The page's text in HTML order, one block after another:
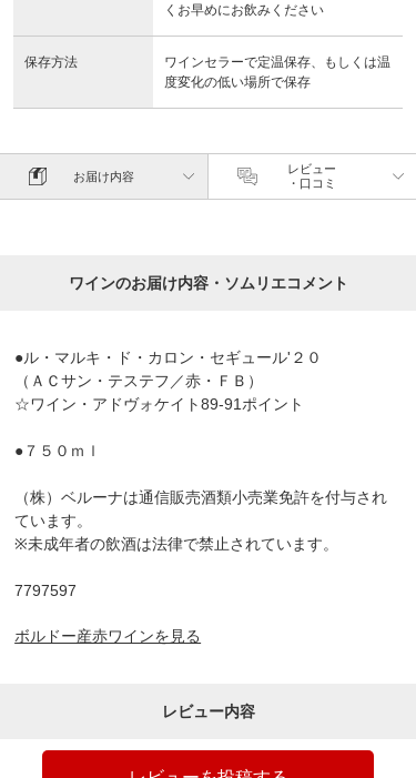
くお早めにお飲みください
保存方法
ワインセラーで定温保存、もしくは温
度変化の低い場所で保存
お届け内容
レビュー
・口コミ
ワインのお届け内容・ソムリエコメント
●ル・マルキ・ド・カロン・セギュール'２０
（ＡＣサン・テステフ／赤・ＦＢ）
☆ワイン・アドヴォケイト89-91ポイント
●７５０ｍｌ
（株）ベルーナは通信販売酒類小売業免許を付与され
ています。
※未成年者の飲酒は法律で禁止されています。
7797597
ボルドー産赤ワインを見る
レビュー内容